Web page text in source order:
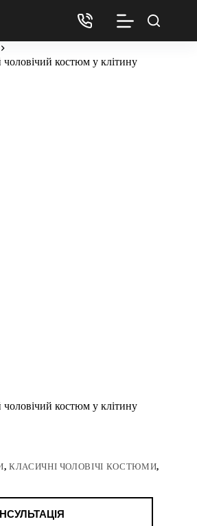
костюм у клітину
костюм у клітину
, КЛАСИЧНІ ЧОЛОВІЧІ КОСТЮМИ,